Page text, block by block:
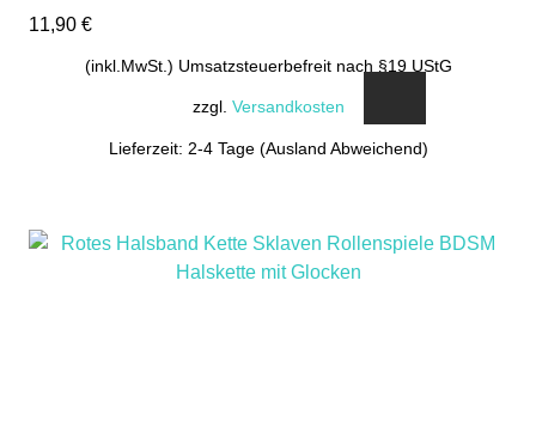
11,90 €
(inkl.MwSt.) Umsatzsteuerbefreit nach §19 UStG
zzgl. Versandkosten
Lieferzeit: 2-4 Tage (Ausland Abweichend)